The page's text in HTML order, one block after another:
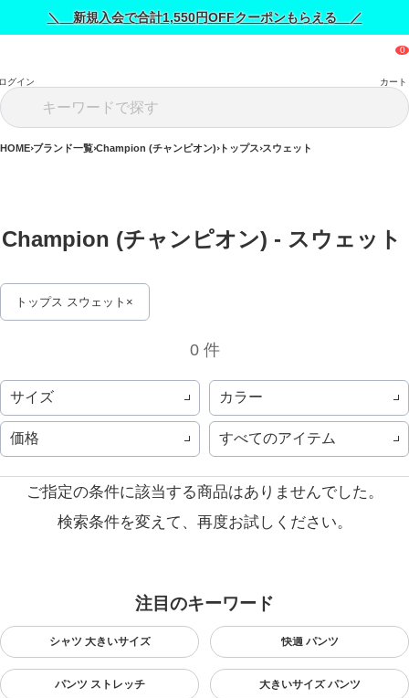
＼ 新規入会で合計1,550円OFFクーポンもらえる ／
グイン カート
HOME ブランド一覧 Champion (チャンピオン) トップス スウェット
Champion (チャンピオン) - スウェット
トップス スウェット
0 件
サイズ カラー
価格 すべてのアイテム
ご指定の条件に該当する商品はありませんでした。
検索条件を変えて、再度お試しください。
注目のキーワード
シャツ 大きいサイズ 快適 パンツ
パンツ ストレッチ 大きいサイズ パンツ